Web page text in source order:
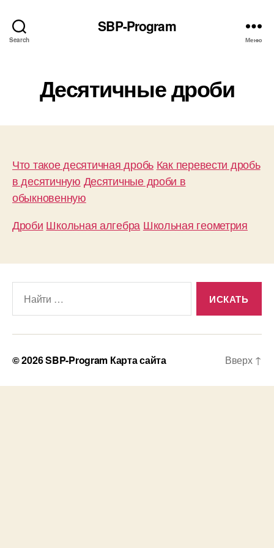
Search
SBP-Program
Меню
Десятичные дроби
Что такое десятичная дробь Как перевести дробь
в десятичную Десятичные дроби в
обыкновенную
Дроби Школьная алгебра Школьная геометрия
© 2026SBP-Program Карта сайта Вверх ↑